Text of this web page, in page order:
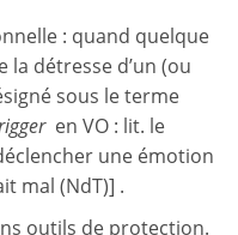
: quand quelque
détresse d’un (ou
sous le terme
en VO : lit. le
une émotion
mal (NdT)] .
outils de protection.